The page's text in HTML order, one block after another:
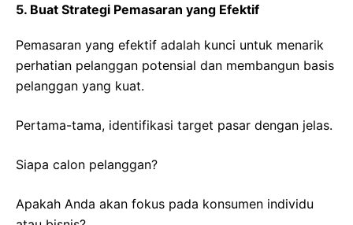
5. Buat Strategi Pemasaran yang Efektif
Pemasaran yang efektif adalah kunci untuk menarik
perhatian pelanggan potensial dan membangun basis
pelanggan yang kuat.
Pertama-tama, identifikasi target pasar dengan jelas.
Siapa calon pelanggan?
Apakah Anda akan fokus pada konsumen individu